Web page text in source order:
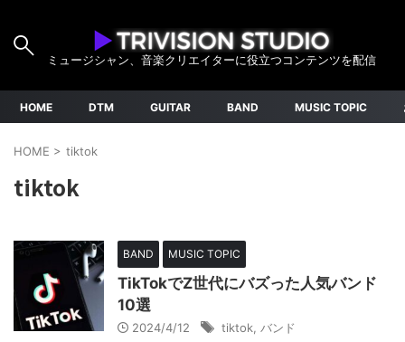
ミュージシャン、音楽クリエイターに役立つコンテンツを配信
HOME DTM GUITAR BAND MUSIC TOPIC
HOME > tiktok
tiktok
BAND MUSIC TOPIC
TikTokでZ世代にバズった人気バンド
10選
2024/4/12 tiktok
バンド